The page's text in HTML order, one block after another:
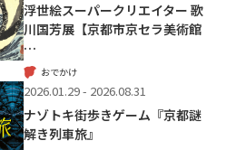
浮世絵スーパークリエイター 歌
川国芳展【京都市京セラ美術館
…
おでかけ
2026.01.29 - 2026.08.31
ナゾトキ街歩きゲーム『京都謎
解き列車旅』